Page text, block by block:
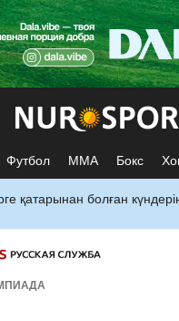
Футбол ММА Бокс
қатарынан болған